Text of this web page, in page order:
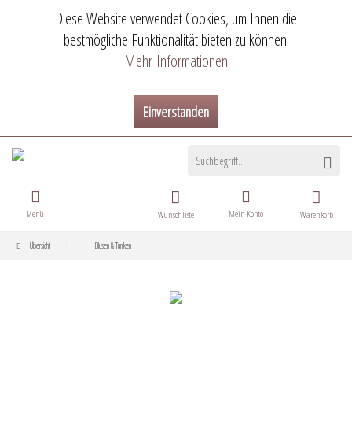
Diese Website verwendet Cookies, um Ihnen die
bestmögliche Funktionalität bieten zu können.
Mehr Informationen
Einverstanden
Warenkorb
Wunschliste Mein Konto
Menü
Übersicht Blusen & Tuniken